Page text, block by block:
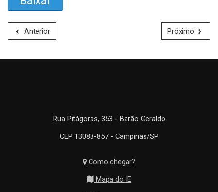
Anterior Próximo
Rua Pitágoras, 353 - Barão Geraldo
CEP 13083-857 - Campinas/SP
Como chegar?
Mapa do IE